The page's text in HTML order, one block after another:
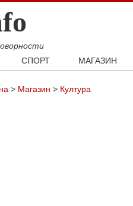
СПОРТ
Кошарка
МАГАЗИН
Култура
> Магазин > Култура